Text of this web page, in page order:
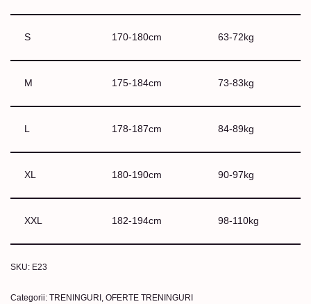
S 170-180cm 63-72kg
M 175-184cm 73-83kg
L 178-187cm 84-89kg
XL 180-190cm 90-97kg
XXL 182-194cm 98-110kg
SKU: E23
Categorii: TRENINGURI , OFERTE TRENINGURI